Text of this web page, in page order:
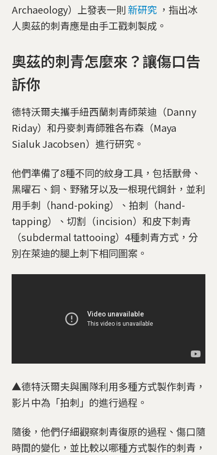
Archaeology）上發表一則 新研究 ，指出冰
人奧茲的刺青應是由手工戳刺製成。
奧茲的刺青怎麼來？讓傷口告
訴你
德特沃爾夫攜手紐西蘭刺青師萊迪（Danny
Riday）和丹麥刺青師雅各布森（Maya
Sialuk Jacobsen）進行研究。
他們準備了8種不同的紋身工具，包括獸骨、
黑曜石、銅、野豬牙以及一根現代鋼針，並利
用手刺（hand-poking）、拍刺（hand-
tapping）、切割（incision）和皮下刺青
（subdermal tattooing）4種刺青方式，分
別在萊迪的腿上刺下相同圖案。
▲德特沃爾夫與團隊利用多種方式製作刺青，
影片中為「拍刺」的進行過程。
隨後，他們仔細觀察刺青復原的過程、傷口隨
時間的變化，並比較以哪種方式製作的刺青，